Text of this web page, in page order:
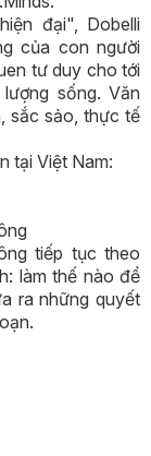
đại", Dobelli
của con người
tư duy cho tới
sống. Văn
sắc sảo, thực tế
tại Việt Nam:
tiếp tục theo
làm thế nào để
ra những quyết